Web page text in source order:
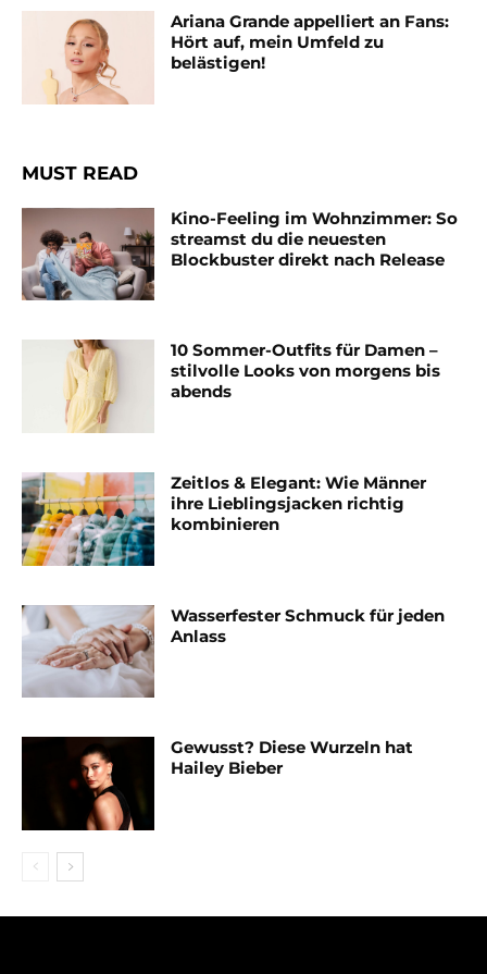
Ariana Grande appelliert an Fans:
Hört auf, mein Umfeld zu
belästigen!
MUST READ
Kino-Feeling im Wohnzimmer: So
streamst du die neuesten
Blockbuster direkt nach Release
10 Sommer-Outfits für Damen –
stilvolle Looks von morgens bis
abends
Zeitlos & Elegant: Wie Männer
ihre Lieblingsjacken richtig
kombinieren
Wasserfester Schmuck für jeden
Anlass
Gewusst? Diese Wurzeln hat
Hailey Bieber